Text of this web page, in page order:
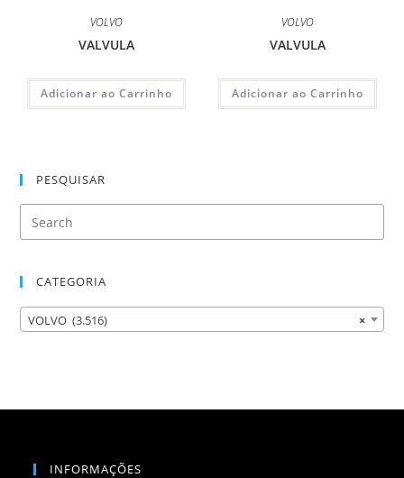
VOLVO
VALVULA
Adicionar ao Carrinho
VOLVO
VALVULA
Adicionar ao Carrinho
PESQUISAR
CATEGORIA
×
VOLVO (3.516)
INFORMAÇÕES